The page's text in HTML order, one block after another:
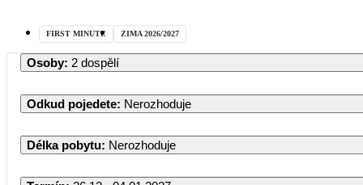
FIRST MINUTE ZIMA 2026/2027
Osoby: 2 dospělí
Odkud pojedete: Nerozhoduje
Délka pobytu: Nerozhoduje